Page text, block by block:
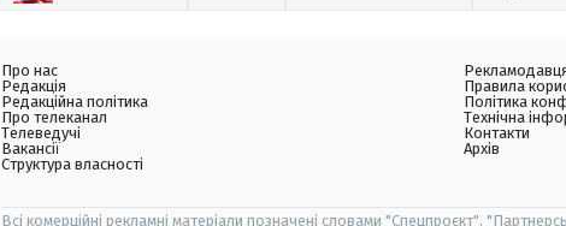
Про нас
Редакція
Редакційна політика
Про телеканал
Телеведучі
Вакансії
Структура власності
Правила
Політика
Технічна
Контакти
Архів
Всі комерційні рекламні матеріали позначені словами "Спецпроєкт",